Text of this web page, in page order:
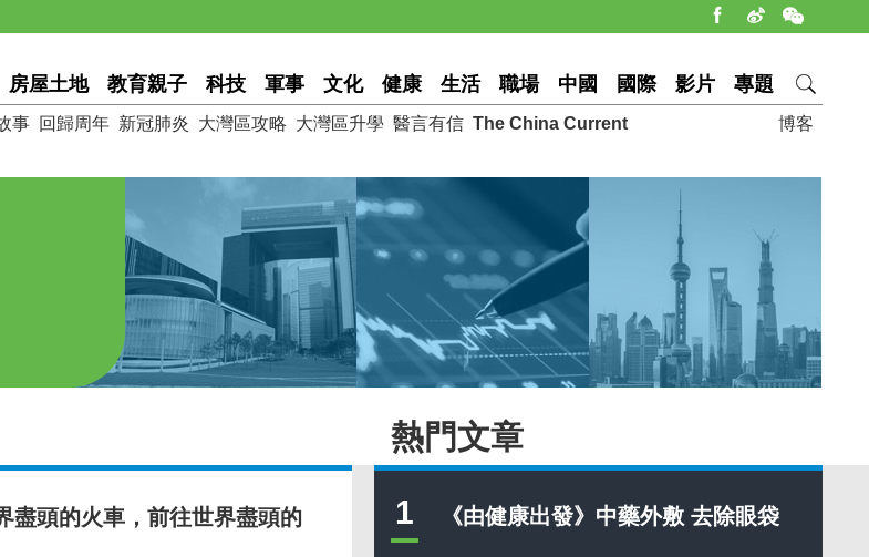
房屋土地 教育親子 科技 軍事 文化 健康 生活 職場 中國 國際 影片 專題
博客
事 回歸周年 新冠肺炎 大灣區攻略 大灣區升學 醫言有信 The China Current
熱門文章
1 《由健康出發》中藥外敷 去除眼袋
盡頭的火車，前往世界盡頭的